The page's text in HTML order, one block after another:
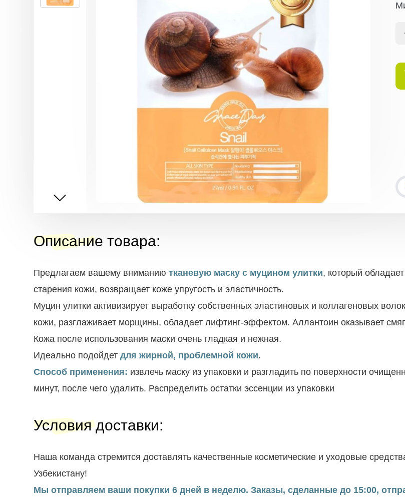
Описание товара:
Предлагаем вашему вниманию тканевую маску с муцином улитки, который
старения кожи, возвращает коже упругость и эластичность.
Муцин улитки активизирует выработку собственных эластиновых и коллагеновых
кожи, разглаживает морщины, обладает лифтинг-эффектом. Аллантоин оказывает
Кожа после использования маски очень гладкая и нежная.
Идеально подойдет для жирной, проблемной кожи.
Способ применения: извлечь маску из упаковки и разгладить по поверхности
минут, после чего удалить. Распределить остатки эссенции из упаковки
Условия доставки:
Наша команда стремится доставлять качественные косметические и уходовые
Узбекистану!
Мы отправляем ваши покупки 6 дней в неделю. Заказы, сделанные до 15:00,